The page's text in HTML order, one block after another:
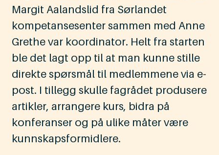
Margit Aalandslid fra Sørlandet
kompetansesenter sammen med Anne
Grethe var koordinator. Helt fra starten
ble det lagt opp til at man kunne stille
direkte spørsmål til medlemmene via e-
post. I tillegg skulle fagrådet produsere
artikler, arrangere kurs, bidra på
konferanser og på ulike måter være
kunnskapsformidlere.